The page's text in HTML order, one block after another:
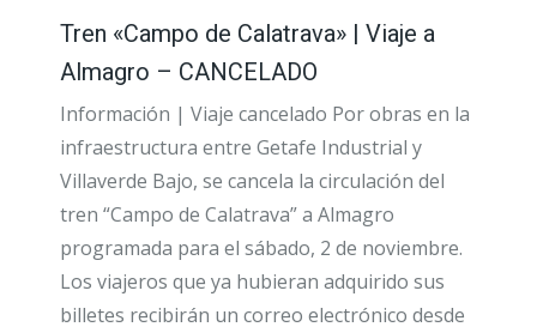
Tren «Campo de Calatrava» | Viaje a
Almagro – CANCELADO
Información | Viaje cancelado Por obras en la
infraestructura entre Getafe Industrial y
Villaverde Bajo, se cancela la circulación del
tren “Campo de Calatrava” a Almagro
programada para el sábado, 2 de noviembre.
Los viajeros que ya hubieran adquirido sus
billetes recibirán un correo electrónico desde